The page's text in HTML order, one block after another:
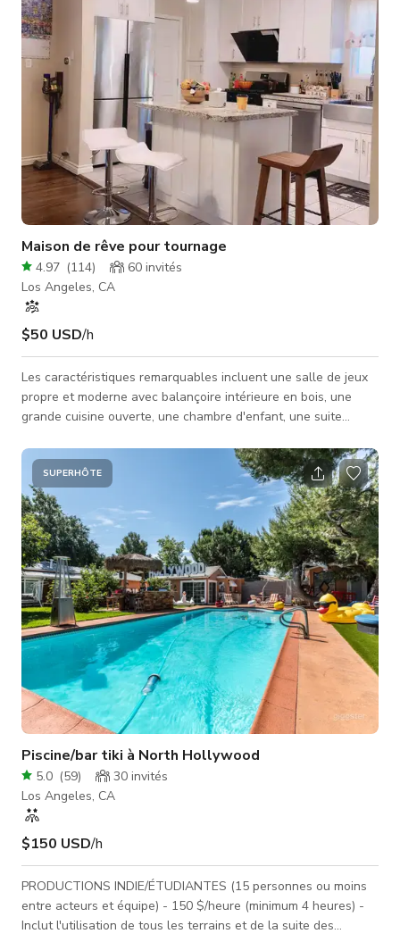
Maison de rêve pour tournage
4.97 (114) 60 invités
Los Angeles, CA
$50 USD/h
Les caractéristiques remarquables incluent une salle de jeux
propre et moderne avec balançoire intérieure en bois, une
grande cuisine ouverte, une chambre d'enfant, une suite
dans la salle de bain attenante. Parquets en bois, plinthes et
encadrements de portes en bon état. Récemment peint en
blanc et jardin paysagé.
SUPERHÔTE
Piscine/bar tiki à North Hollywood
5.0 (59) 30 invités
Los Angeles, CA
$150 USD/h
PRODUCTIONS INDIE/ÉTUDIANTES (15 personnes ou moins
entre acteurs et équipe) - 150 $/heure (minimum 4 heures) -
Inclut l'utilisation de tous les terrains et de la suite des